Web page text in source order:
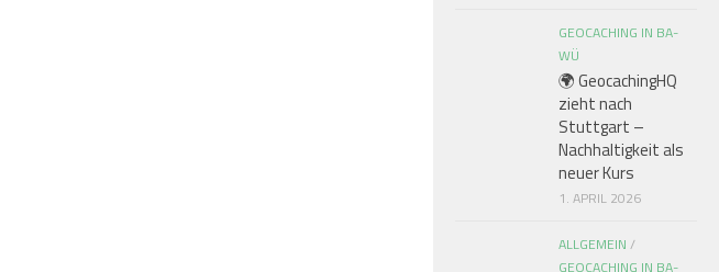
GEOCACHING IN BA-
WÜ
🌍 GeocachingHQ
zieht nach
Stuttgart –
Nachhaltigkeit als
neuer Kurs
1. APRIL 2026
ALLGEMEIN /
GEOCACHING IN BA-